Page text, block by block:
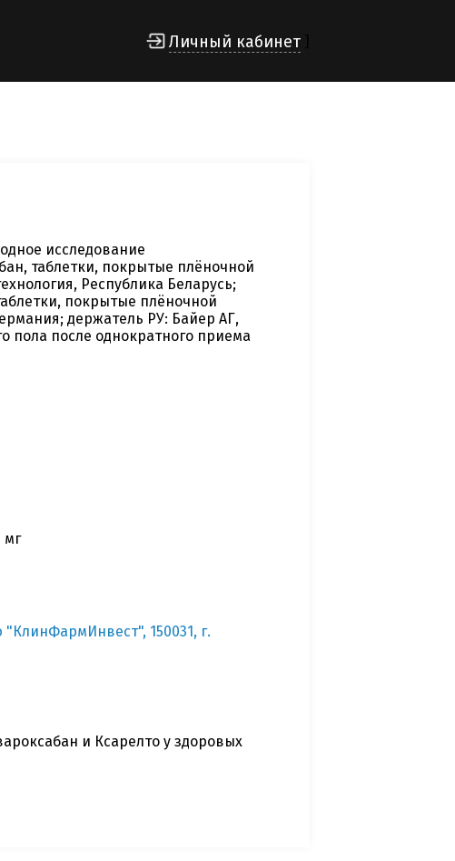
Личный кабинет
исследование
таблетки, покрытые плёночной
Республика Беларусь;
покрытые плёночной
держатель РУ: Байер АГ,
пола после однократного приема
мг
150031, г.
и Ксарелто у здоровых